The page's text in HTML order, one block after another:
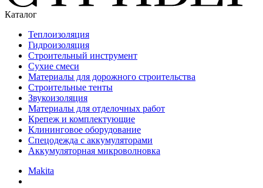
Каталог
Теплоизоляция
Гидроизоляция
Строительный инструмент
Сухие смеси
Материалы для дорожного строительства
Строительные тенты
Звукоизоляция
Материалы для отделочных работ
Крепеж и комплектующие
Клининговое оборудование
Спецодежда с аккумуляторами
Аккумуляторная микроволновка
Makita